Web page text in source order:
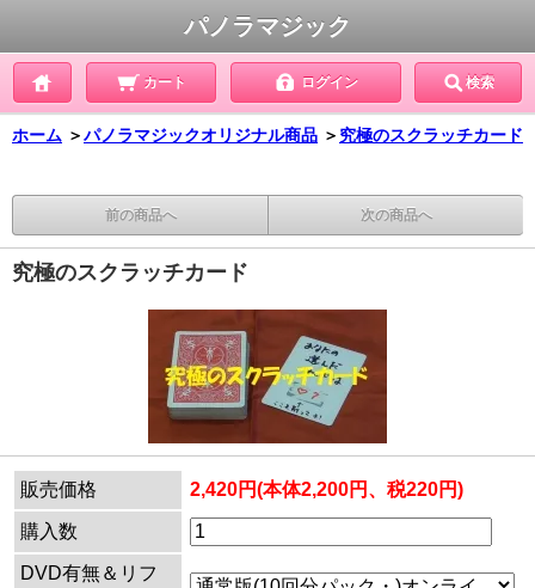
パノラマジック
カート ログイン 検索
ホーム ＞パノラマジックオリジナル商品 ＞ 究極のスクラッチカード
前の商品へ 次の商品へ
究極のスクラッチカード
販売価格 2,420円(本体2,200円、税220円)
購入数
DVD有無＆リフ